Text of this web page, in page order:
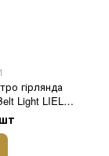
1
гірлянда
Light LIEL
E27 2 патрони на
кабелі арт.